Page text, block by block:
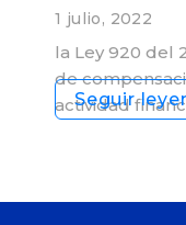
1 julio, 2022
la Ley 920 del
de
actividad
Seguir